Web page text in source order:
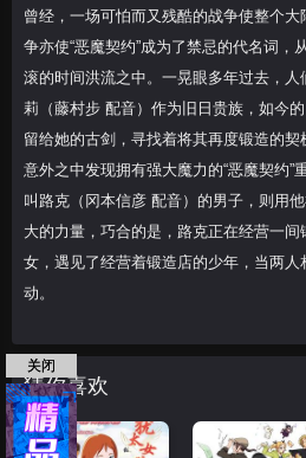
曾经，一场可怕而又残酷的战争使整个
争亦使“恶魔契约”成为了禁忌的代名词，
滚的时间洪流之中。一晃眼多年过去，
莉（藤村步 配音）作为旧日贵族，如今
留给她的古剑，寻找着将其再度锻造
意外之中发现拥有强大魔力的“恶魔契约”
叫路克（冈本信彦 配音）的男子，则用
大的力量，巧合的是，路克正在经营一
女，遇见了经营着锻造店的少年，当两
动。
猜你喜欢
关闭